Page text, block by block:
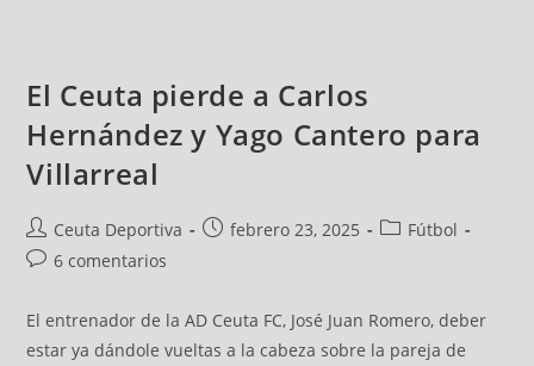
El Ceuta pierde a Carlos
Hernández y Yago Cantero para
Villarreal
Ceuta Deportiva febrero 23, 2025
Fútbol
6 comentarios
El entrenador de la AD Ceuta FC, José Juan Romero, deber
estar ya dándole vueltas a la cabeza sobre la pareja de